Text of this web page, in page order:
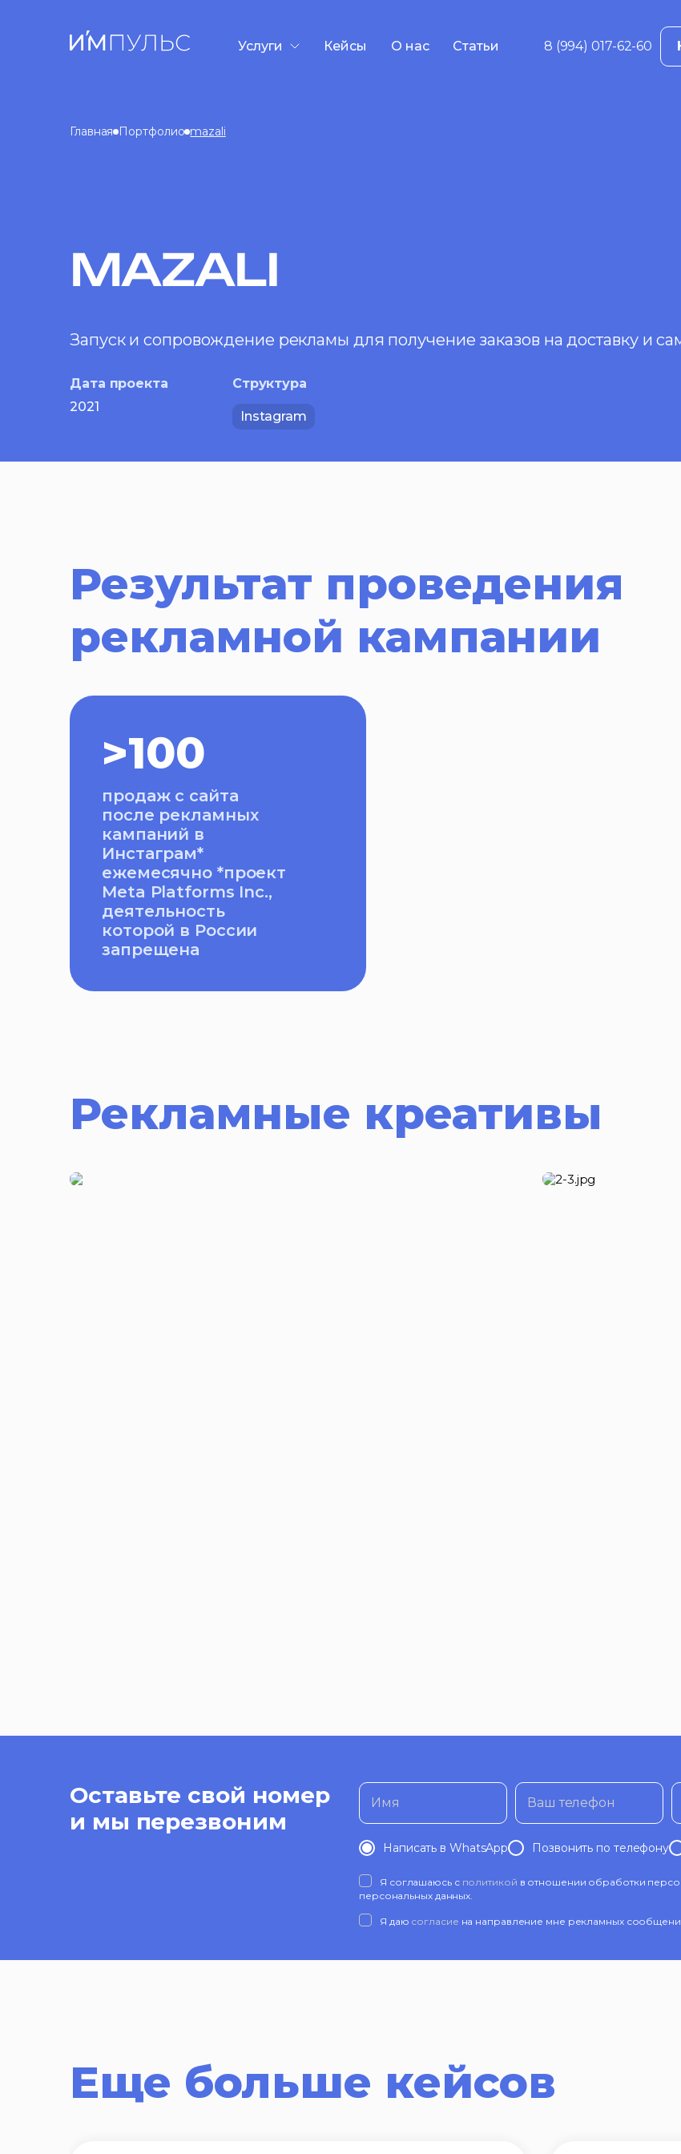
Услуги Кейсы О нас Статьи 8 (994) 017-62-60
Главная Портфолио mazali
MAZALI
Запуск и сопровождение рекламы для получение заказов на доставку и
Дата проекта
2021
Структура
Instagram
Результат проведения
рекламной кампании
>100
продаж с сайта
после рекламных
кампаний в
Инстаграм*
ежемесячно *проект
Meta Platforms Inc.,
деятельность
которой в России
запрещена
Рекламные креативы
Оставьте свой номер
и мы перезвоним
Имя Ваш телефон
Написать в WhatsApp Позвонить по телефону
Я соглашаюсь с политикой в отношении обработки
персональных данных.
Я даю согласие на направление мне рекламных
Еще больше кейсов